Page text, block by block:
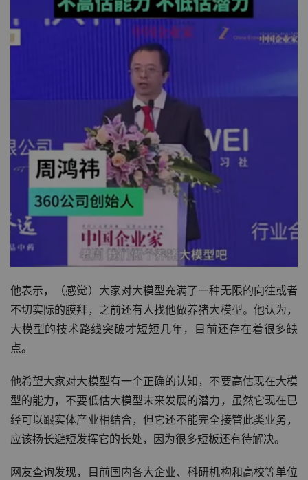
他表示，（感觉）大家对大模型充满了一种无限的向往或者
不切实际的膜拜，之前还有人找他做养猪大模型。他认为，
大模型的技术路线突破才短短几年，目前还存在着很多缺
点。
他希望大家对大模型有一个正确的认知，不要高估现在大模
型的能力，不要低估大模型未来发展的潜力，虽然它现在已
经可以跟实体产业相结合，但它还不能完全接管此类业务，
应该扬长避短发挥它的长处，因为很多短板还有待解决。
网友查询发现，目前国内各大企业、科研机构和高校等单位